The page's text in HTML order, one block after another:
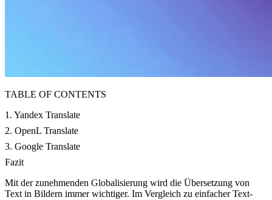
TABLE OF CONTENTS
1. Yandex Translate
2. OpenL Translate
3. Google Translate
Fazit
Mit der zunehmenden Globalisierung wird die Übersetzung von
Text in Bildern immer wichtiger. Im Vergleich zu einfacher Text-